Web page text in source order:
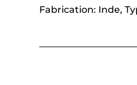
Fabrication: Inde,